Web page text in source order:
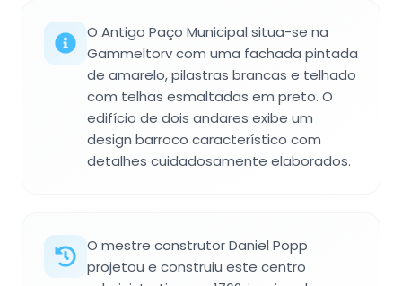
O Antigo Paço Municipal situa-se na
Gammeltorv com uma fachada pintada
de amarelo, pilastras brancas e telhado
com telhas esmaltadas em preto. O
edifício de dois andares exibe um
design barroco característico com
detalhes cuidadosamente elaborados.
O mestre construtor Daniel Popp
projetou e construiu este centro